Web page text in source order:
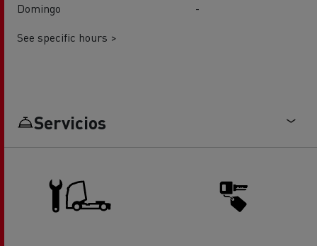
Domingo
-
See specific hours >
Servicios